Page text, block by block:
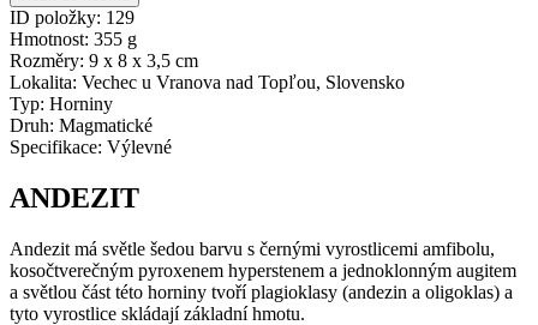
ID položky: 129
Hmotnost: 355 g
Rozměry: 9 x 8 x 3,5 cm
Lokalita: Vechec u Vranova nad Topľou, Slovensko
Typ: Horniny
Druh: Magmatické
Specifikace: Výlevné
ANDEZIT
Andezit má světle šedou barvu s černými vyrostlicemi amfibolu,
kosočtverečným pyroxenem hyperstenem a jednoklonným augitem
a světlou část této horniny tvoří plagioklasy (andezin a oligoklas) a
tyto vyrostlice skládají základní hmotu.